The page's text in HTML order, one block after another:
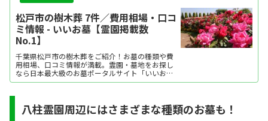
松戸市の樹木葬 7件／費用相場・口コ
ミ情報 - いいお墓【霊園掲載数
No.1】
千葉県松戸市の樹木葬をご紹介！お墓の種類や費
用相場、口コミ情報が満載。霊園・墓地をお探し
なら日本最大級のお墓ポータルサイト「いいお
墓」にお任せください。資料請求・見学予約・お
八柱霊園周辺にはさまざまな種類のお墓も！